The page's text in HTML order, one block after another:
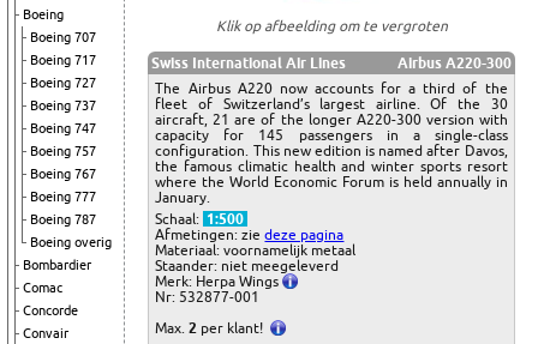
Boeing
Boeing 707
Boeing 717
Boeing 727
Boeing 737
Boeing 747
Boeing 757
Boeing 767
Boeing 777
Boeing 787
Boeing overig
Bombardier
Comac
Concorde
Convair
Klik op afbeelding om te vergroten
Swiss International Air Lines
Airbus A220-300
The Airbus A220 now accounts for a third of the
fleet of Switzerland’s largest airline. Of the 30
aircraft, 21 are of the longer A220-300 version with
capacity for 145 passengers in a single-class
configuration. This new edition is named after Davos,
the famous climatic health and winter sports resort
where the World Economic Forum is held annually in
January.
Schaal: 1:500
Afmetingen: ziedeze pagina
Materiaal: voornamelijk metaal
Staander: niet meegeleverd
Merk: Herpa Wings
Nr: 532877-001
Max.2 per klant!